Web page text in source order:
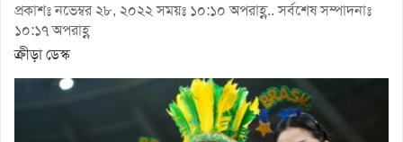
প্রকাশঃ নভেম্বর ২৮, ২০২২ সময়ঃ ১০:১০ অপরাহ্ণ.. সর্বশেষ সম্পাদনাঃ
১০:১৭ অপরাহ্ণ
ক্রীড়া ডেস্ক